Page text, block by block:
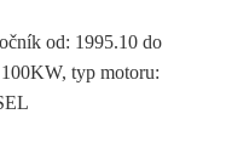
od: 1995.10 do
typ motoru: